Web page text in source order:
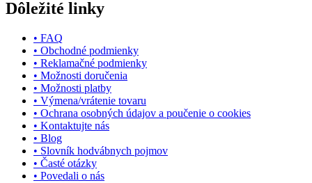
Dôležité linky
• FAQ
• Obchodné podmienky
• Reklamačné podmienky
• Možnosti doručenia
• Možnosti platby
• Výmena/vrátenie tovaru
• Ochrana osobných údajov a poučenie o cookies
• Kontaktujte nás
• Blog
• Slovník hodvábnych pojmov
• Časté otázky
• Povedali o nás